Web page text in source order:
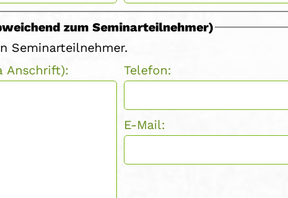
zum Seminarteilnehmer)
Seminarteilnehmer.
Anschrift):
Telefon:
E-Mail: